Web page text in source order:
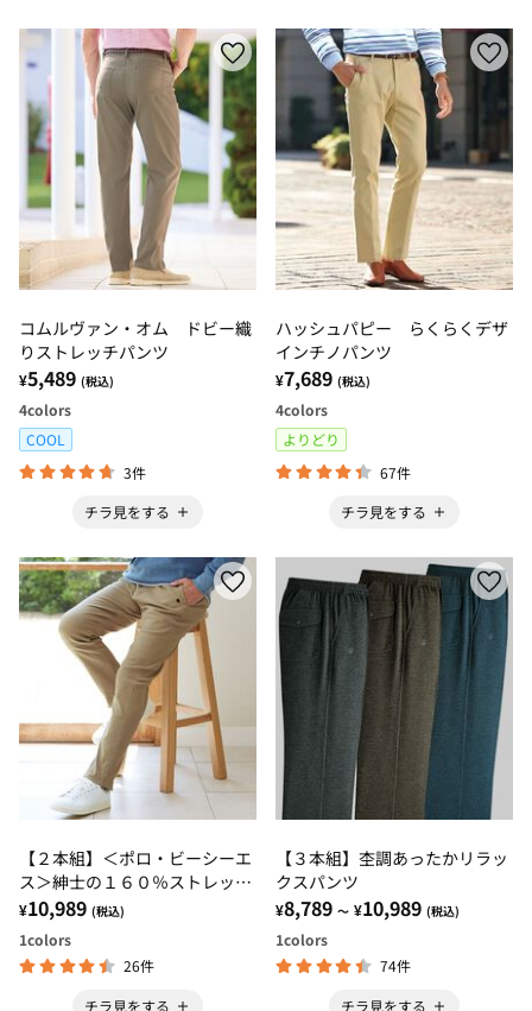
コムルヴァン・オム ドビー織
りストレッチパンツ
¥5,489 (税込)
4colors
COOL
3件
チラ見をする
ハッシュパピー らくらくデザ
インチノパンツ
¥7,689 (税込)
4colors
よりどり
67件
チラ見をする
【２本組】＜ポロ・ビーシーエ
ス＞紳士の１６０％ストレッチ
チノパンツ
¥10,989 (税込)
1colors
26件
チラ見をする
【３本組】杢調あったかリラッ
クスパンツ
¥8,789 ～ ¥10,989 (税込)
1colors
74件
チラ見をする